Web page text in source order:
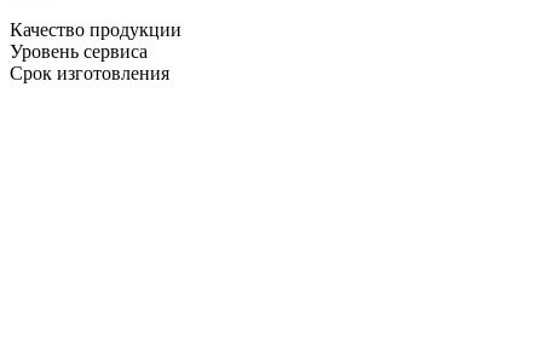
Качество продукции
Уровень сервиса
Срок изготовления